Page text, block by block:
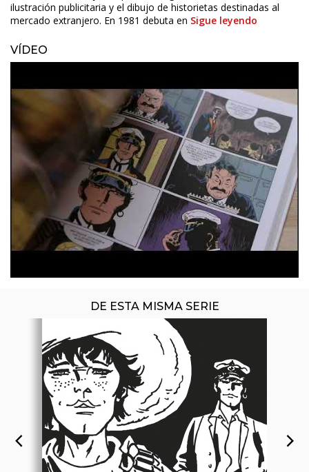
ilustración publicitaria y el dibujo de historietas destinadas al
mercado extranjero. En 1981 debuta en Sigue leyendo
VÍDEO
DE ESTA MISMA SERIE
ÚLTIMO NÚMERO PUBLICADO